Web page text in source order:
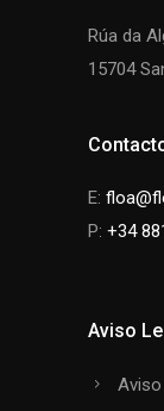
Rúa da
15704
E:
P: +34
Aviso
Aviso